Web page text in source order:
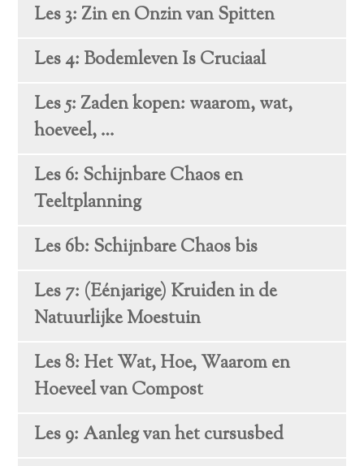
Les 3: Zin en Onzin van Spitten
Les 4: Bodemleven Is Cruciaal
Les 5: Zaden kopen: waarom, wat,
hoeveel, …
Les 6: Schijnbare Chaos en
Teeltplanning
Les 6b: Schijnbare Chaos bis
Les 7: (Eénjarige) Kruiden in de
Natuurlijke Moestuin
Les 8: Het Wat, Hoe, Waarom en
Hoeveel van Compost
Les 9: Aanleg van het cursusbed